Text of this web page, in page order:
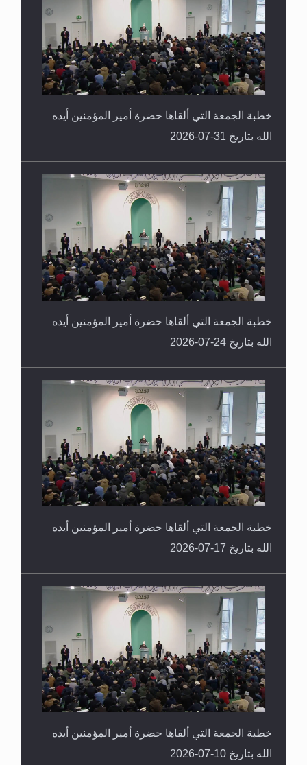
العكس
خطبة الجمعة التي ألقاها حضرة أمير المؤمنين أيده
الله بتاريخ 31-07-2026
خطبة الجمعة التي ألقاها حضرة أمير المؤمنين أيده
الله بتاريخ 24-07-2026
خطبة الجمعة التي ألقاها حضرة أمير المؤمنين أيده
الله بتاريخ 17-07-2026
خطبة الجمعة التي ألقاها حضرة أمير المؤمنين أيده
الله بتاريخ 10-07-2026